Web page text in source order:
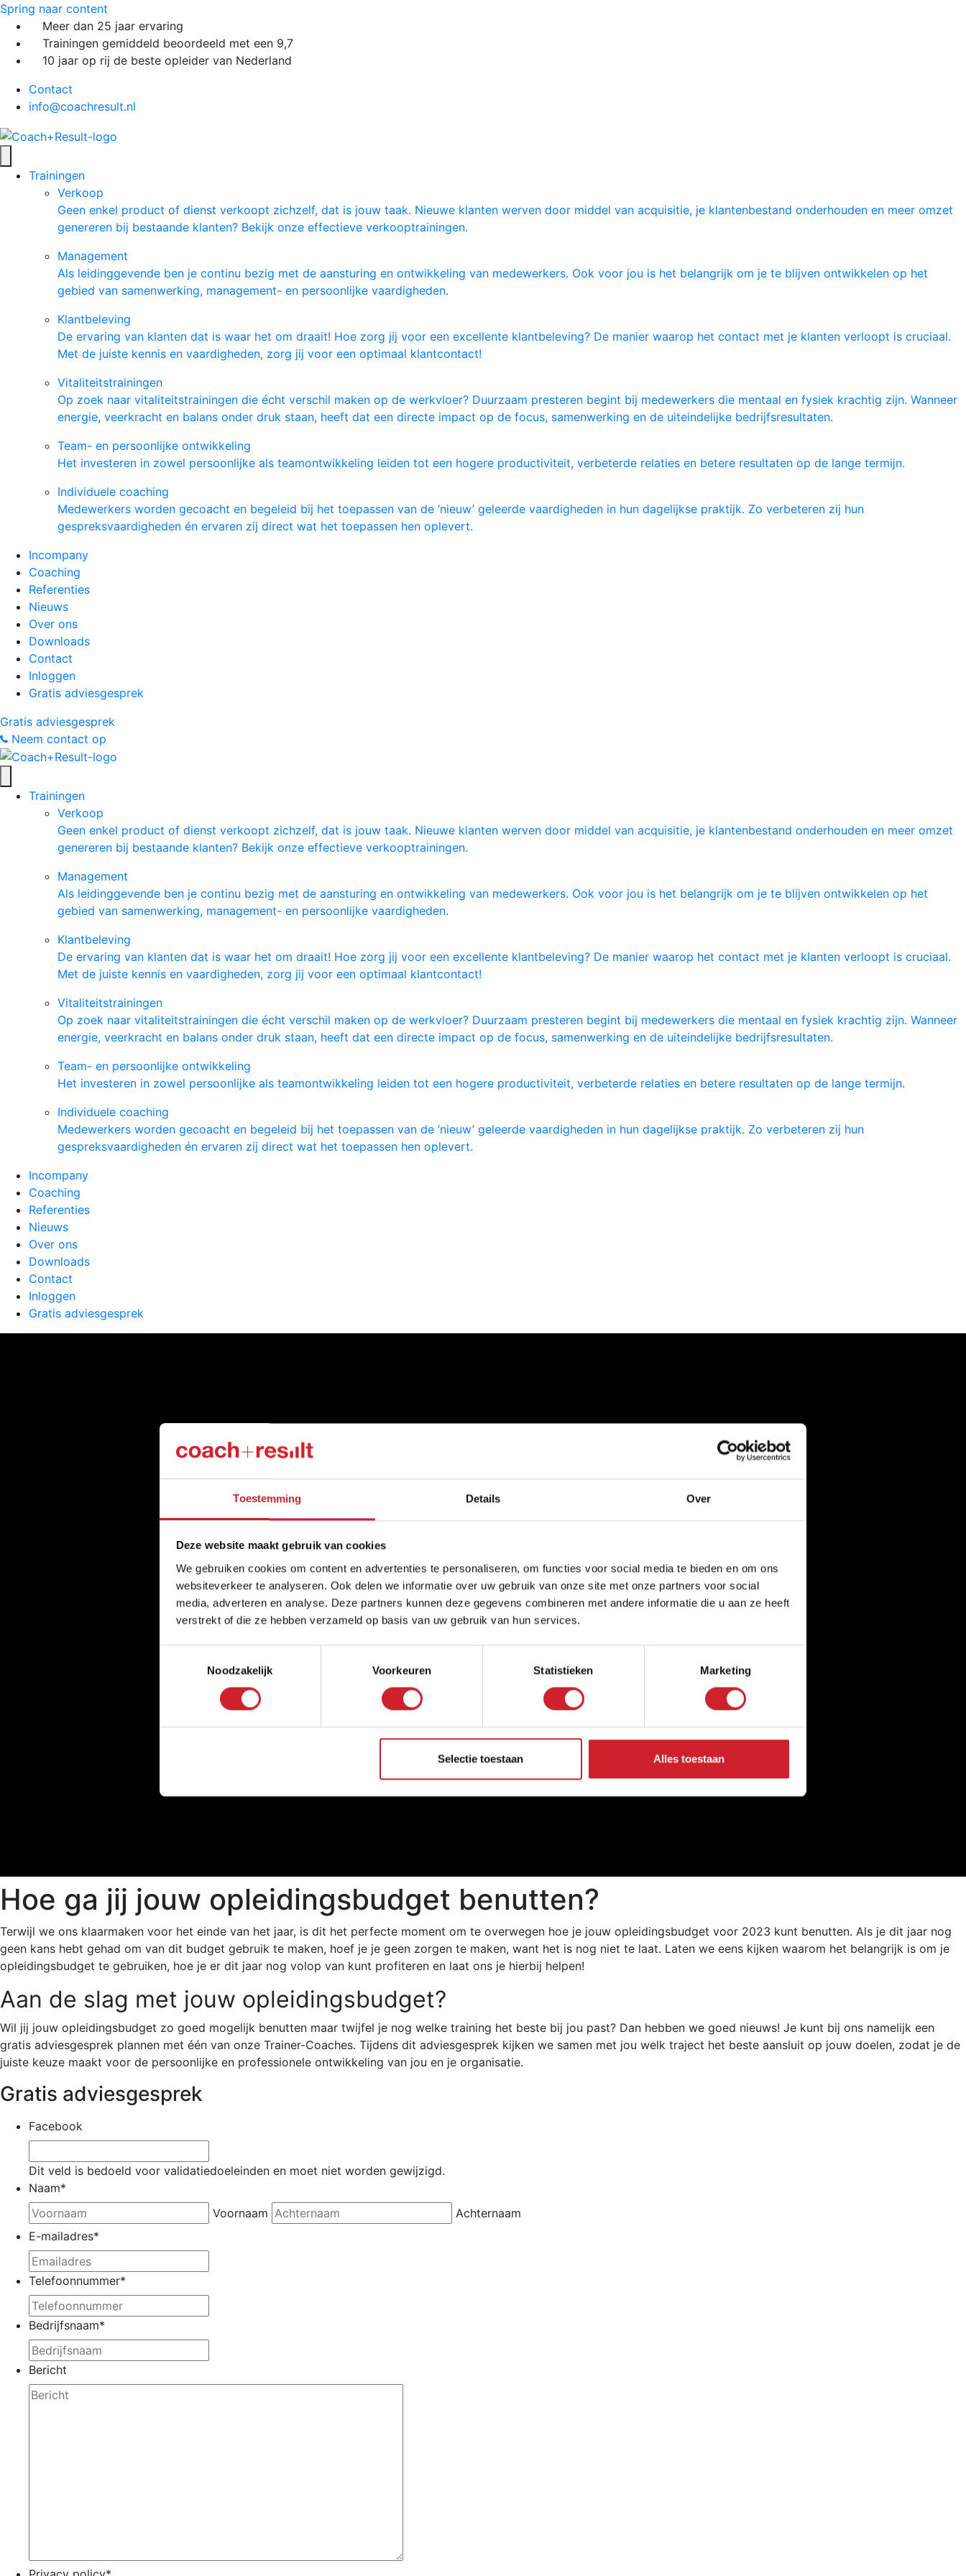
Toestemming Details Over
Deze website maakt gebruik van cookies
We gebruiken cookies om content en advertenties te personaliseren, om functies voor social media te bieden en om ons
websiteverkeer te analyseren. Ook delen we informatie over uw gebruik van onze site met onze partners voor social
media, adverteren en analyse. Deze partners kunnen deze gegevens combineren met andere informatie die u aan ze heeft
verstrekt of die ze hebben verzameld op basis van uw gebruik van hun services.
Noodzakelijk
Voorkeuren Statistieken Marketing
Selectie toestaan Alles toestaan
Spring naar content
Meer dan 25 jaar ervaring
Trainingen gemiddeld beoordeeld met een 9,7
10 jaar op rij de beste opleider van Nederland
Contact
info@coachresult.nl
Trainingen
Verkoop
Geen enkel product of dienst verkoopt zichzelf, dat is jouw taak. Nieuwe klanten werven door middel van acquisitie, je klantenbestand onderhouden en meer omzet
genereren bij bestaande klanten? Bekijk onze effectieve verkooptrainingen.
Management
Als leidinggevende ben je continu bezig met de aansturing en ontwikkeling van medewerkers. Ook voor jou is het belangrijk om je te blijven ontwikkelen op het
gebied van samenwerking, management- en persoonlijke vaardigheden.
Klantbeleving
De ervaring van klanten dat is waar het om draait! Hoe zorg jij voor een excellente klantbeleving? De manier waarop het contact met je klanten verloopt is cruciaal.
Met de juiste kennis en vaardigheden, zorg jij voor een optimaal klantcontact!
Vitaliteitstrainingen
Op zoek naar vitaliteitstrainingen die écht verschil maken op de werkvloer? Duurzaam presteren begint bij medewerkers die mentaal en fysiek krachtig zijn. Wanneer
energie, veerkracht en balans onder druk staan, heeft dat een directe impact op de focus, samenwerking en de uiteindelijke bedrijfsresultaten.
Team- en persoonlijke ontwikkeling
Het investeren in zowel persoonlijke als teamontwikkeling leiden tot een hogere productiviteit, verbeterde relaties en betere resultaten op de lange termijn.
Individuele coaching
Medewerkers worden gecoacht en begeleid bij het toepassen van de ‘nieuw’ geleerde vaardigheden in hun dagelijkse praktijk. Zo verbeteren zij hun
gespreksvaardigheden én ervaren zij direct wat het toepassen hen oplevert.
Incompany
Coaching
Referenties
Nieuws
Over ons
Downloads
Contact
Inloggen
Gratis adviesgesprek
Gratis adviesgesprek
Neem contact op
Trainingen
Verkoop
Geen enkel product of dienst verkoopt zichzelf, dat is jouw taak. Nieuwe klanten werven door middel van acquisitie, je klantenbestand onderhouden en meer omzet
genereren bij bestaande klanten? Bekijk onze effectieve verkooptrainingen.
Management
Als leidinggevende ben je continu bezig met de aansturing en ontwikkeling van medewerkers. Ook voor jou is het belangrijk om je te blijven ontwikkelen op het
gebied van samenwerking, management- en persoonlijke vaardigheden.
Klantbeleving
De ervaring van klanten dat is waar het om draait! Hoe zorg jij voor een excellente klantbeleving? De manier waarop het contact met je klanten verloopt is cruciaal.
Met de juiste kennis en vaardigheden, zorg jij voor een optimaal klantcontact!
Vitaliteitstrainingen
Op zoek naar vitaliteitstrainingen die écht verschil maken op de werkvloer? Duurzaam presteren begint bij medewerkers die mentaal en fysiek krachtig zijn. Wanneer
energie, veerkracht en balans onder druk staan, heeft dat een directe impact op de focus, samenwerking en de uiteindelijke bedrijfsresultaten.
Team- en persoonlijke ontwikkeling
Het investeren in zowel persoonlijke als teamontwikkeling leiden tot een hogere productiviteit, verbeterde relaties en betere resultaten op de lange termijn.
Individuele coaching
Medewerkers worden gecoacht en begeleid bij het toepassen van de ‘nieuw’ geleerde vaardigheden in hun dagelijkse praktijk. Zo verbeteren zij hun
gespreksvaardigheden én ervaren zij direct wat het toepassen hen oplevert.
Incompany
Coaching
Referenties
Nieuws
Over ons
Downloads
Contact
Inloggen
Gratis adviesgesprek
Hoe ga jij jouw opleidingsbudget benutten?
Terwijl we ons klaarmaken voor het einde van het jaar, is dit het perfecte moment om te overwegen hoe je jouw opleidingsbudget voor 2023 kunt benutten. Als je dit jaar nog
geen kans hebt gehad om van dit budget gebruik te maken, hoef je je geen zorgen te maken, want het is nog niet te laat. Laten we eens kijken waarom het belangrijk is om je
opleidingsbudget te gebruiken, hoe je er dit jaar nog volop van kunt profiteren en laat ons je hierbij helpen!
Aan de slag met jouw opleidingsbudget?
Wil jij jouw opleidingsbudget zo goed mogelijk benutten maar twijfel je nog welke training het beste bij jou past? Dan hebben we goed nieuws! Je kunt bij ons namelijk een
gratis adviesgesprek plannen met één van onze Trainer-Coaches. Tijdens dit adviesgesprek kijken we samen met jou welk traject het beste aansluit op jouw doelen, zodat je de
juiste keuze maakt voor de persoonlijke en professionele ontwikkeling van jou en je organisatie.
Gratis adviesgesprek
Facebook
Dit veld is bedoeld voor validatiedoeleinden en moet niet worden gewijzigd.
Naam*
Voornaam
Achternaam
E-mailadres*
Telefoonnummer*
Bedrijfsnaam*
Bericht